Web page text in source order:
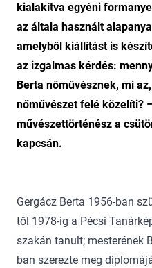
kialakítva egyéni
az általa használt
amelyből kiállítást is
az izgalmas kérdés:
Berta nőművésznek, mi
nőművészet felé közelíti?
művészettörténész a
kapcsán.
Gergácz Berta 1956-ban
től 1978-ig a Pécsi
szakán tanult; mesterének
ban szerezte meg